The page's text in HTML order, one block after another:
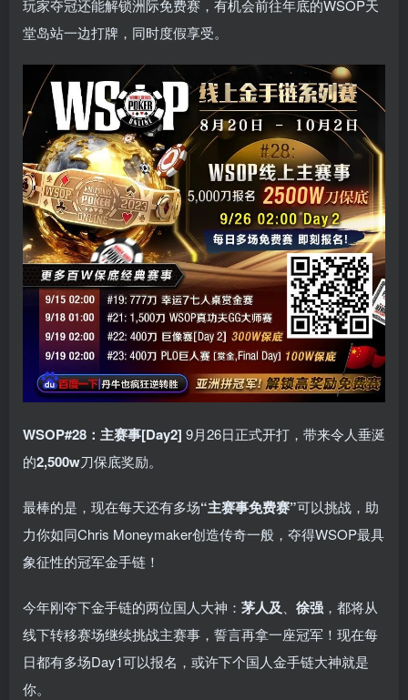
玩家夺冠还能解锁洲际免费赛，有机会前往年底的WSOP天
堂岛站一边打牌，同时度假享受。
WSOP#28：主赛事[Day2] 9月26日正式开打，带来令人垂涎
的2,500w刀保底奖励。
最棒的是，现在每天还有多场“主赛事免费赛”可以挑战，助
力你如同Chris Moneymaker创造传奇一般，夺得WSOP最具
象征性的冠军金手链！
今年刚夺下金手链的两位国人大神： 茅人及、 徐强 ，都将从
线下转移赛场继续挑战主赛事，誓言再拿一座冠军！现在每
日都有多场Day1可以报名，或许下个国人金手链大神就是
你。